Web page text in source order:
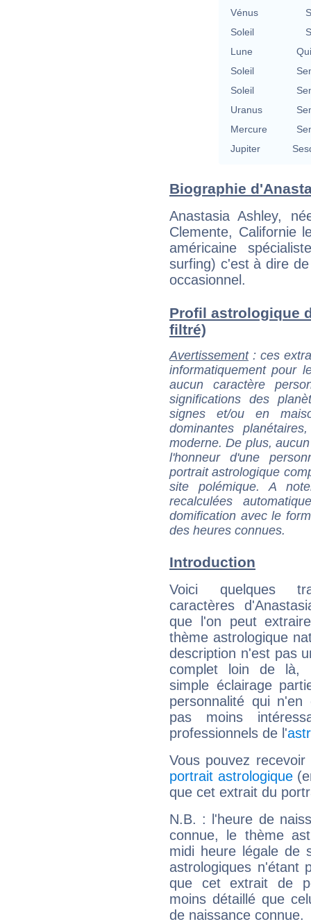
Vénus
Soleil
Lune
Soleil
Soleil
Uranus
Mercure
Jupiter
Biographie
Anastasia Ashley,
Clemente, Californie
américaine
surfing) c'est à dire
occasionnel.
Profil astrologique
filtré)
Avertissement: ces
informatiquement pour
aucun caractère
significations des
signes et/ou en
dominantes
moderne. De plus,
l'honneur d'une
portrait astrologique
site polémique. A
recalculées
domification avec le
des heures connues.
Introduction
Voici quelques
caractères
que l'on peut
thème astrologique
description n'est pas
complet loin de là,
simple éclairage
personnalité qui n'en
pas moins
professionnels de l'
Vous pouvez
portrait astrologique
que cet extrait du
N.B. : l'heure de
connue, le thème
midi heure légale de
astrologiques n'étant
que cet extrait de
moins détaillé que
de naissance connue.